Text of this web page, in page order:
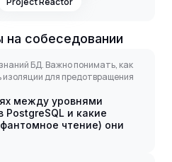
собеседовании
БД. Важно понимать, как
для предотвращения
между уровнями
PostgreSQL и какие
чтение) они